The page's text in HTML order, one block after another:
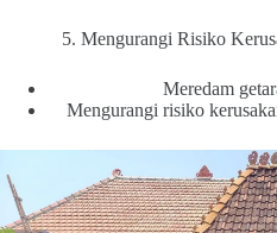
5. Mengurangi Risiko
Meredam
Mengurangi risiko